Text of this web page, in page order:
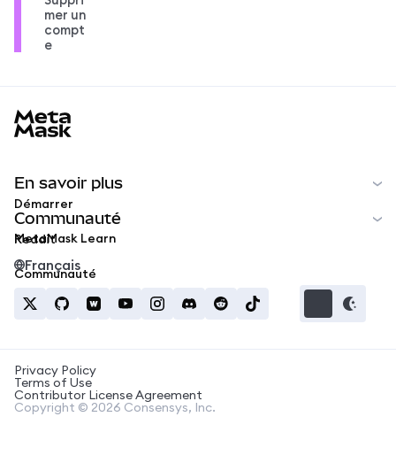
mer un
compt
e
En savoir plus
Démarrer
MetaMask Learn
Communauté
Reddit
Communauté
Français
Privacy Policy
Terms of Use
Contributor License Agreement
Copyright © 2026 Consensys, Inc.